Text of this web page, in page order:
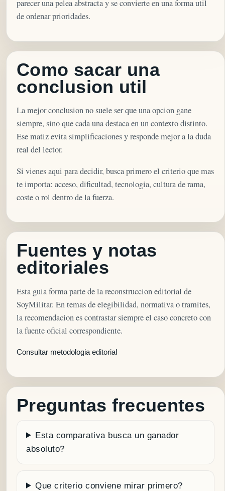
parecer una pelea abstracta y se convierte en una forma util
de ordenar prioridades.
Como sacar una
conclusion util
La mejor conclusion no suele ser que una opcion gane
siempre, sino que cada una destaca en un contexto distinto.
Ese matiz evita simplificaciones y responde mejor a la duda
real del lector.
Si vienes aqui para decidir, busca primero el criterio que mas
te importa: acceso, dificultad, tecnologia, cultura de rama,
coste o rol dentro de la fuerza.
Fuentes y notas
editoriales
Esta guia forma parte de la reconstruccion editorial de
SoyMilitar. En temas de elegibilidad, normativa o tramites,
la recomendacion es contrastar siempre el caso concreto con
la fuente oficial correspondiente.
Consultar metodologia editorial
Preguntas frecuentes
Esta comparativa busca un ganador
absoluto?
Que criterio conviene mirar primero?